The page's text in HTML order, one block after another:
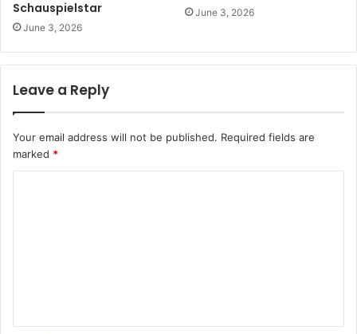
Schauspielstar
June 3, 2026
June 3, 2026
Leave a Reply
Your email address will not be published. Required fields are
marked *
t